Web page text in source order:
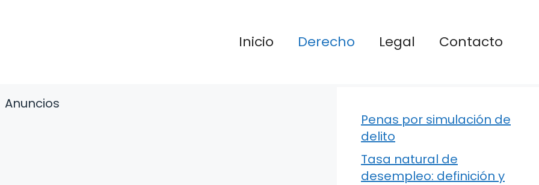
Inicio Derecho Legal Contacto
Anuncios
Penas por simulación de
delito
Tasa natural de
desempleo: definición y